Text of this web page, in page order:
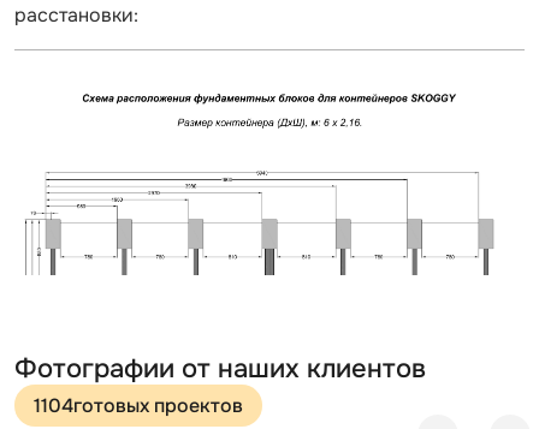
расстановки:
Фотографии от наших клиентов
1104готовых проектов